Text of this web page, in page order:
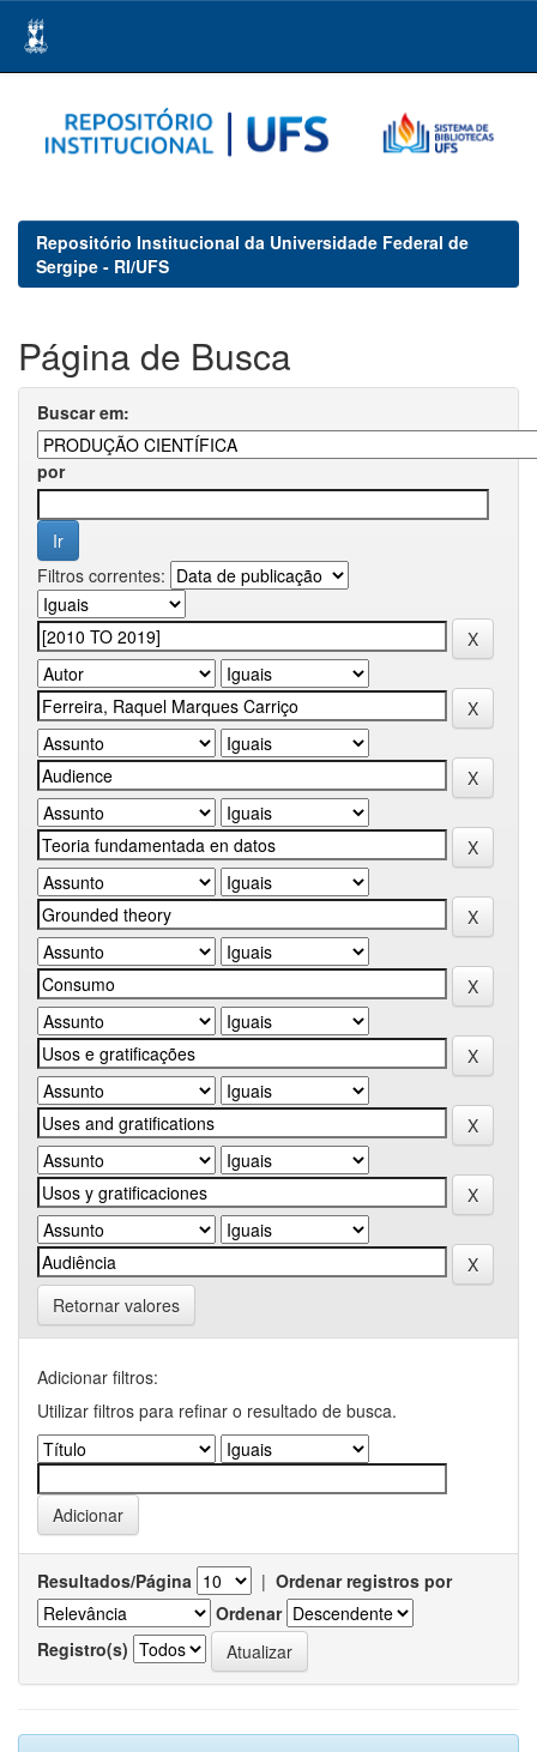
navigation
Repositório Institucional da Universidade Federal de
Sergipe - RI/UFS
Página de Busca
Buscar em:
por
Filtros correntes:
Retornar valores
Adicionar filtros:
Utilizar filtros para refinar o resultado de busca.
Resultados/Página | Ordenar registros por
Ordenar
Registro(s)